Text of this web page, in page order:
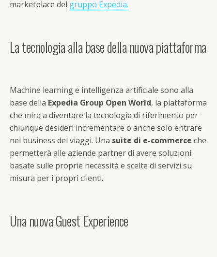
marketplace del gruppo Expedia.
La tecnologia alla base della nuova piattaforma
Machine learning e intelligenza artificiale sono alla
base della Expedia Group Open World, la piattaforma
che mira a diventare la tecnologia di riferimento per
chiunque desideri incrementare o anche solo entrare
nel business dei viaggi. Una suite di e-commerce che
permetterà alle aziende partner di avere soluzioni
basate sulle proprie necessità e scelte di servizi su
misura per i propri clienti.
Una nuova Guest Experience